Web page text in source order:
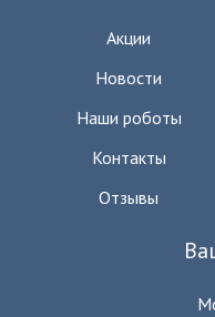
Акции
Новости
Наши роботы
Контакты
Отзывы